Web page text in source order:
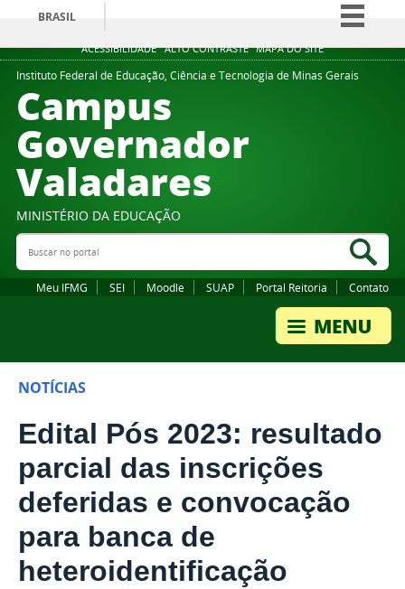
ACESSIBILIDADE ALTO CONTRASTE MAPA DO SITE
BRASIL
Simplifique!
Comunica BR
Instituto Federal de Educação, Ciência e Tecnologia de Minas Gerais
Campus
Governador
Valadares
MINISTÉRIO DA EDUCAÇÃO
Buscar no portal
Meu IFMG SEI Moodle SUAP Portal Reitoria Contato
NOTÍCIAS
Edital Pós 2023: resultado
parcial das inscrições
deferidas e convocação
para banca de
heteroidentificação